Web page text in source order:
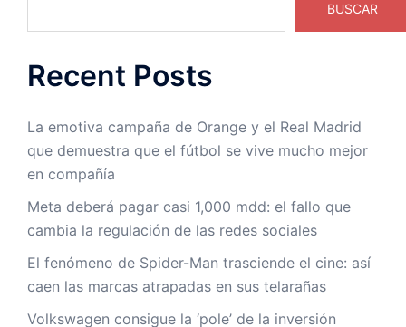
BUSCAR
Recent Posts
La emotiva campaña de Orange y el Real Madrid
que demuestra que el fútbol se vive mucho mejor
en compañía
Meta deberá pagar casi 1,000 mdd: el fallo que
cambia la regulación de las redes sociales
El fenómeno de Spider-Man trasciende el cine: así
caen las marcas atrapadas en sus telarañas
Volkswagen consigue la ‘pole’ de la inversión